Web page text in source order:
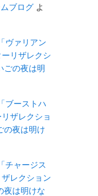
ブログ よ
ヴァリアン
リザレクシ
ごの夜は明
ブーストハ
ザレクショ
の夜は明け
チャージス
レクション
夜は明けな